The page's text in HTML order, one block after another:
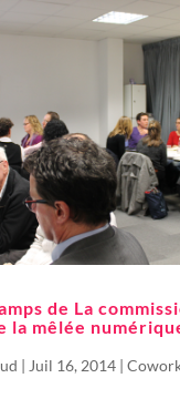
de La
la mêlée
| Juil 16, 2014|